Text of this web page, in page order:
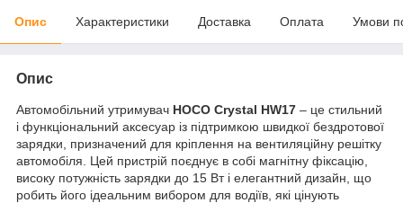
Опис Характеристики Доставка Оплата Умови
Опис
Автомобільний утримувач HOCO Crystal HW17 – це стильний
і функціональний аксесуар із підтримкою швидкої бездротової
зарядки, призначений для кріплення на вентиляційну решітку
автомобіля. Цей пристрій поєднує в собі магнітну фіксацію,
високу потужність зарядки до 15 Вт і елегантний дизайн, що
робить його ідеальним вибором для водіїв, які цінують